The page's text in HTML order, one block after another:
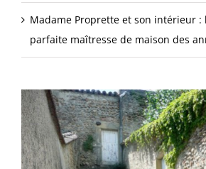
Madame Proprette et son intérieur :
parfaite maîtresse de maison des